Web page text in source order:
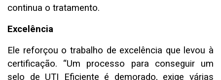
continua o tratamento.
Excelência
Ele reforçou o trabalho de excelência que levou à
certificação. “Um processo para conseguir um
selo de UTI Eficiente é demorado, exige várias